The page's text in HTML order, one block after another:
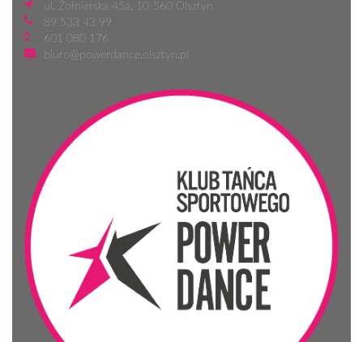
ul. Żołnierska 45a, 10-560 Olsztyn
89 533 43 99
601 080 176
biuro@powerdance.olsztyn.pl